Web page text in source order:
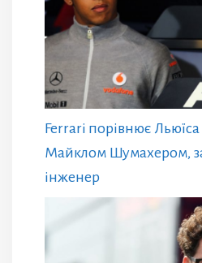
Ferrari порівнює Льюїса
Майклом Шумахером,
інженер